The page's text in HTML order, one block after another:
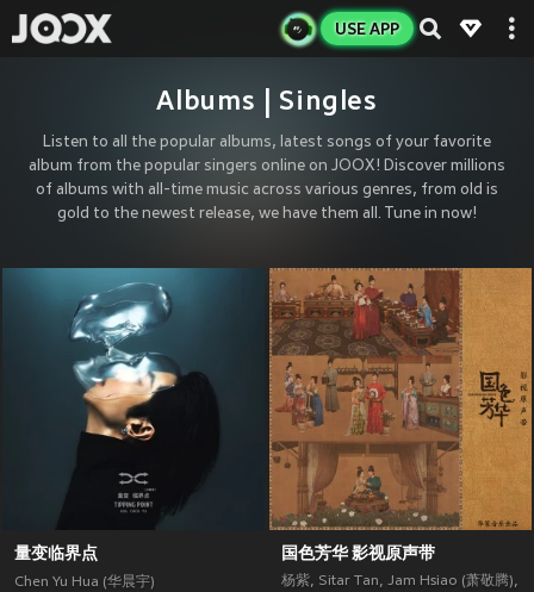
USE APP
Albums | Singles
Listen to all the popular albums, latest songs of your favorite
album from the popular singers online on JOOX! Discover millions
of albums with all-time music across various genres, from old is
gold to the newest release, we have them all. Tune in now!
量变临界点
Chen Yu Hua (华晨宇)
国色芳华 影视原声带
杨紫, Sitar Tan, Jam Hsiao (萧敬腾),